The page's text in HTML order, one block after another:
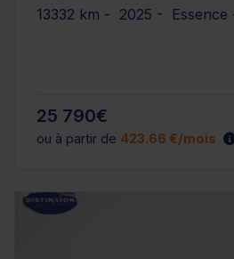
13332 km - 2025 -
25 790€
ou à partir de 423.66 €/mois